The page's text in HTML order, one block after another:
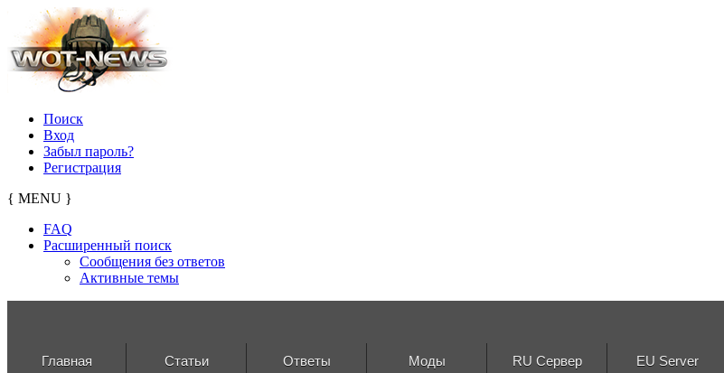
Поиск
Вход
Забыл пароль?
Регистрация
{ MENU }
FAQ
Расширенный поиск
Сообщения без ответов
Активные темы
Главная Статьи Ответы Моды RU Сервер EU Server